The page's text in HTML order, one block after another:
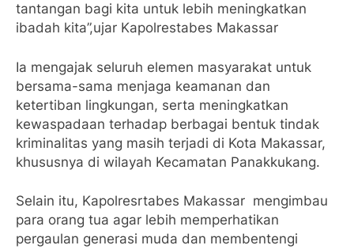
tantangan bagi kita untuk lebih meningkatkan
ibadah kita”,ujar Kapolrestabes Makassar
Ia mengajak seluruh elemen masyarakat untuk
bersama-sama menjaga keamanan dan
ketertiban lingkungan, serta meningkatkan
kewaspadaan terhadap berbagai bentuk tindak
kriminalitas yang masih terjadi di Kota Makassar,
khususnya di wilayah Kecamatan Panakkukang.
Selain itu, Kapolresrtabes Makassar mengimbau
para orang tua agar lebih memperhatikan
pergaulan generasi muda dan membentengi